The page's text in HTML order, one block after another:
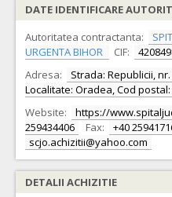
DATE IDENTIFICARE
Autoritatea contractanta:
URGENTA BIHOR
CIF:
Adresa:
Strada: Republicii,
Localitate: Oradea, Cod postal:
Website:
https://
259434406
Fax: +40
scjo.achizitii@yahoo.com
DETALII ACHIZITIE